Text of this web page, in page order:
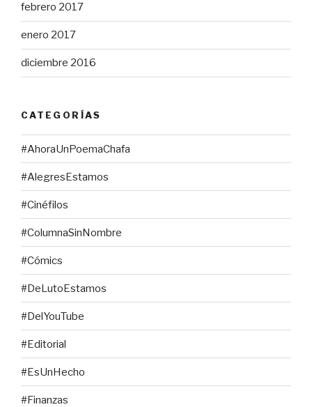
febrero 2017
enero 2017
diciembre 2016
CATEGORÍAS
#AhoraUnPoemaChafa
#AlegresEstamos
#Cinéfilos
#ColumnaSinNombre
#Cómics
#DeLutoEstamos
#DelYouTube
#Editorial
#EsUnHecho
#Finanzas